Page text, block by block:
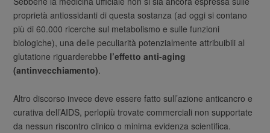
proprietà antiossidanti di questa sostanza (ad oggi si contano
più di 60.000 ricerche sul metabolismo e sulle funzioni
biologiche), una delle peculiarità potenzialmente attribuibili al
glutatione riguarderebbe l’effetto anti-aging
(antinvecchiamento).
Altro discorso invece deve essere fatto sull’azione anticancro e
curativa dell’AIDS, perlopiù trovate commerciali non supportate
da nessun riscontro clinico o minima evidenza scientifica.